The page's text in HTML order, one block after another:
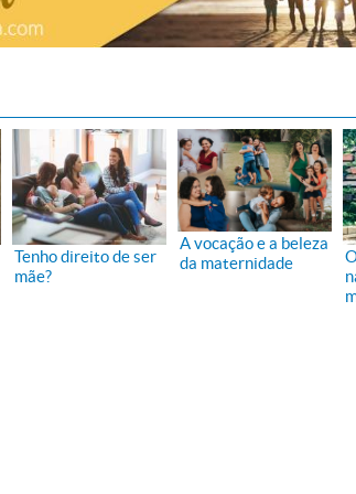
Tenho direito de ser
mãe?
A vocação e a beleza
da maternidade